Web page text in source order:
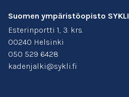
Suomen ympäristöopisto SYKLI
Esterinportti 1, 3. krs.
00240 Helsinki
050 529 6428
kadenjalki@sykli.fi